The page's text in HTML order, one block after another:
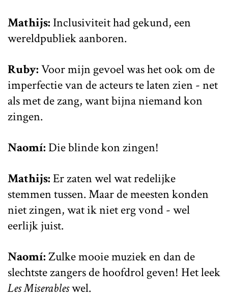
Mathijs: Inclusiviteit had gekund, een
wereldpubliek aanboren.
Ruby:Voor mijn gevoel was het ook om de
imperfectie van de acteurs te laten zien - net
als met de zang, want bijna niemand kon
zingen.
Naomí: Die blinde kon zingen!
Mathijs:Er zaten wel wat redelijke
stemmen tussen. Maar de meesten konden
niet zingen, wat ik niet erg vond - wel
eerlijk juist.
Naomí:Zulke mooie muziek en dan de
slechtste zangers de hoofdrol geven! Het leek
Les Miserableswel.